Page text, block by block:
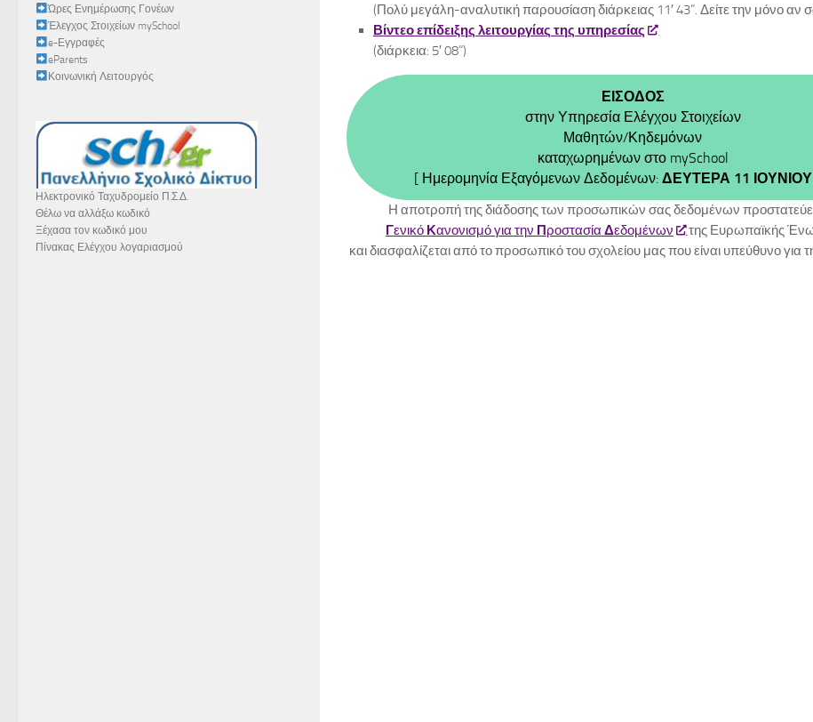
(Πολύ μεγάλη-αναλυτική παρουσίαση διάρκειας 11′ 43”. Δείτε την μόνο αν
Βίντεο επίδειξης λειτουργίας της υπηρεσίας
(διάρκεια: 5′ 08”)
ΕΙΣΟΔΟΣ
στην Υπηρεσία Ελέγχου Στοιχείων
Μαθητών/Κηδεμόνων
καταχωρημένων στο mySchool
[ Ημερομηνία Εξαγόμενων Δεδομένων: ΔΕΥΤΕΡΑ 11 ΙΟΥΝΙΟΥ
Η αποτροπή της διάδοσης των προσωπικών σας δεδομένων
Γενικό Κανονισμό για την Προστασία Δεδομένων
της Ευρωπαϊκής
και διασφαλίζεται από το προσωπικό του σχολείου μας που είναι υπεύθυνο για
Ώρες Ενημέρωσης Γονέων
Έλεγχος Στοιχείων mySchool
e-Εγγραφές
eParents
Κοινωνική Λειτουργός
Ηλεκτρονικό Ταχυδρομείο Π.Σ.Δ.
Θέλω να αλλάξω κωδικό
Ξέχασα τον κωδικό μου
Πίνακας Ελέγχου λογαριασμού